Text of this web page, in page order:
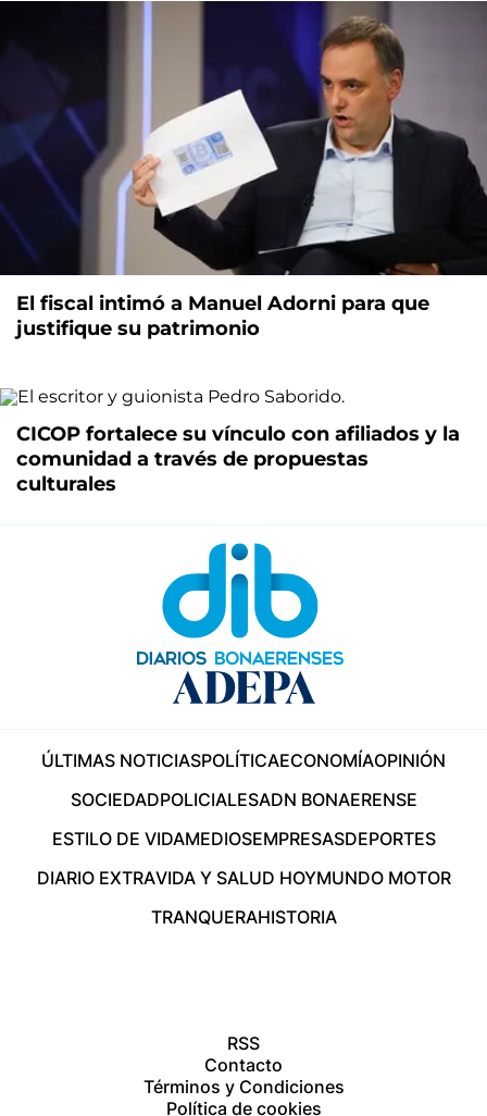
El fiscal intimó a Manuel Adorni para que
justifique su patrimonio
CICOP fortalece su vínculo con afiliados y la
comunidad a través de propuestas
culturales
ÚLTIMAS NOTICIASPOLÍTICAECONOMÍAOPINIÓN
SOCIEDADPOLICIALESADN BONAERENSE
ESTILO DE VIDAMEDIOSEMPRESASDEPORTES
DIARIO EXTRAVIDA Y SALUD HOYMUNDO MOTOR
TRANQUERAHISTORIA
RSS
Contacto
Términos y Condiciones
Política de cookies